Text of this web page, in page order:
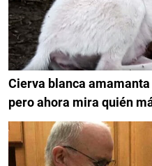
Cierva blanca
pero ahora mira quién